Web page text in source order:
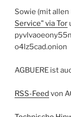
Sowie (mit
Service" via Tor
o4lz5cad.onion
AGBUERE ist
RSS-Feed von